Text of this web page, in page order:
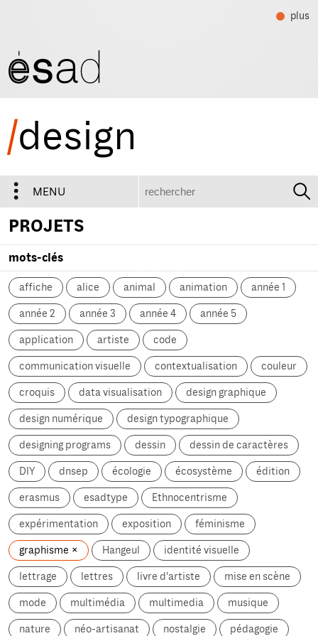
plus
/design
MENU
PROJETS
mots-clés
affiche alice animal animation année 1
année 2 année 3 année 4 année 5
application artiste code
communication visuelle contextualisation couleur
croquis data visualisation design graphique
design numérique design typographique
designing programs dessin dessin de caractères
DIY dnsep écologie écosystème édition
erasmus esadtype Ethnocentrisme
expérimentation exposition féminisme
graphisme Hangeul identité visuelle
lettrage lettres livre d'artiste mise en scène
mode multimédia multimedia musique
nature néo-artisanat nostalgie pédagogie